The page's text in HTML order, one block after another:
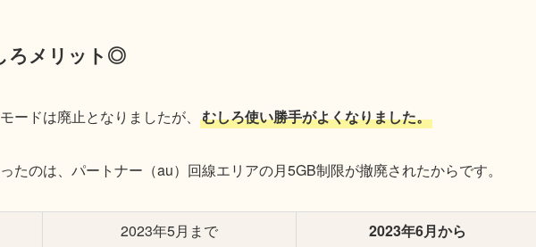
ろメリット◎
ードは廃止となりましたが、 むしろ使い勝手がよくなりました。
たのは、パートナー（au）回線エリアの月5GB制限が撤廃されたからです。
2023年5月まで 2023年6月から